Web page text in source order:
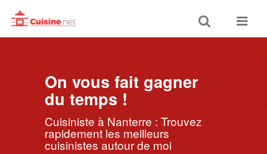
Toggle
search
Toggle
On vous fait gagner
du temps !
Cuisiniste à Nanterre : Trouvez
rapidement les meilleurs
cuisinistes autour de moi